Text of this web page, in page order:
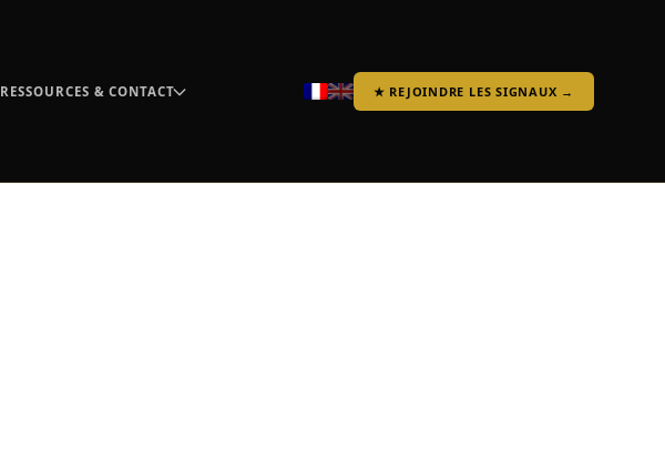
RESSOURCES & CONTACT ★ REJOINDRE LES SIGNAUX →